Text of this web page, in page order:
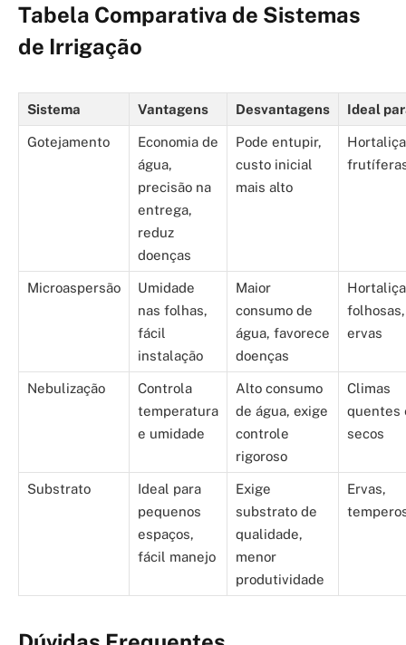
Tabela Comparativa de Sistemas
de Irrigação
Sistema Vantagens Desvantagens Ideal
Gotejamento
Economia de
água,
precisão na
entrega,
reduz
doenças
Pode entupir,
custo inicial
mais alto
Microaspersão
Umidade
nas folhas,
fácil
instalação
Maior
consumo de
água, favorece
doenças
folhosas,
ervas
Nebulização
Controla
temperatura
e umidade
Alto consumo
de água, exige
controle
rigoroso
Climas
quentes
secos
Substrato
Ideal para
pequenos
espaços,
fácil manejo
Exige
substrato de
qualidade,
menor
produtividade
Ervas,